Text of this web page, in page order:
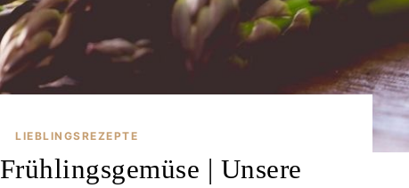
LIEBLINGSREZEPTE
| Unsere